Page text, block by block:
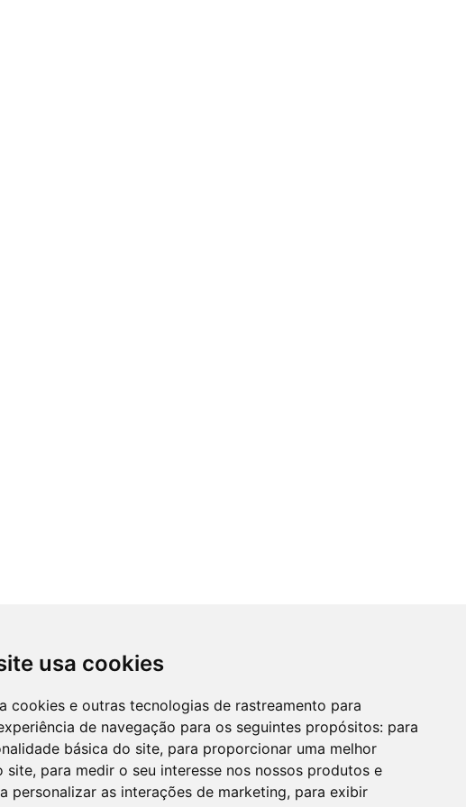
usa cookies
cookies e outras tecnologias de rastreamento para
de navegação para os seguintes propósitos: para
básica do site, para proporcionar uma melhor
site, para medir o seu interesse nos nossos produtos e
personalizar as interações de marketing, para exibir